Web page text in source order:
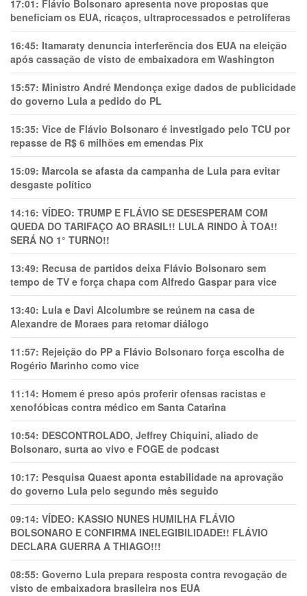
17:01: Flávio Bolsonaro apresenta nove propostas que
beneficiam os EUA, ricaços, ultraprocessados e petrolíferas
16:45: Itamaraty denuncia interferência dos EUA na eleição
após cassação de visto de embaixadora em Washington
15:57: Ministro André Mendonça exige dados de publicidade
do governo Lula a pedido do PL
15:35: Vice de Flávio Bolsonaro é investigado pelo TCU por
repasse de R$ 6 milhões em emendas Pix
15:09: Marcola se afasta da campanha de Lula para evitar
desgaste político
14:16: VÍDEO: TRUMP E FLÁVIO SE DESESPERAM COM
QUEDA DO TARIFAÇO AO BRASIL!! LULA RINDO À TOA!!
SERÁ NO 1° TURNO!!
13:49: Recusa de partidos deixa Flávio Bolsonaro sem
tempo de TV e força chapa com Alfredo Gaspar para vice
13:40: Lula e Davi Alcolumbre se reúnem na casa de
Alexandre de Moraes para retomar diálogo
11:57: Rejeição do PP a Flávio Bolsonaro força escolha de
Rogério Marinho como vice
11:14: Homem é preso após proferir ofensas racistas e
xenofóbicas contra médico em Santa Catarina
10:54: DESCONTROLADO, Jeffrey Chiquini, aliado de
Bolsonaro, surta ao vivo e FOGE de podcast
10:17: Pesquisa Quaest aponta estabilidade na aprovação
do governo Lula pelo segundo mês seguido
09:14: VÍDEO: KASSIO NUNES HUMlLHA FLÁVIO
BOLSONARO E CONFIRMA INELEGIBILIDADE!! FLÁVIO
DECLARA GUERRA A THIAGO!!!
08:55: Governo Lula prepara resposta contra revogação de
visto de embaixadora brasileira nos EUA